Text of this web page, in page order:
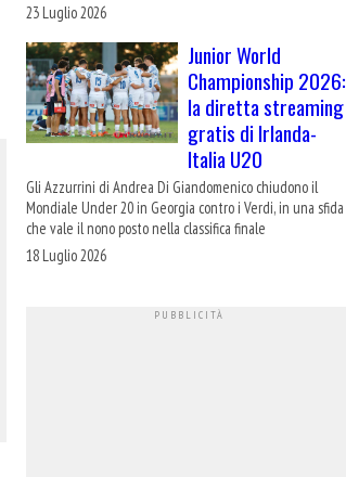
23 Luglio 2026
Junior World
Championship 2026:
la diretta streaming
gratis di Irlanda-
Italia U20
Gli Azzurrini di Andrea Di Giandomenico chiudono il
Mondiale Under 20 in Georgia contro i Verdi, in una sfida
che vale il nono posto nella classifica finale
18 Luglio 2026